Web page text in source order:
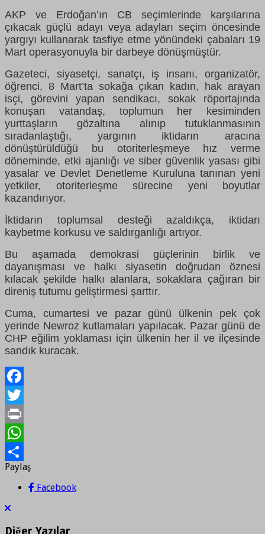
AKP ve Erdoğan’ın CB seçimlerinde karşılarına
çıkacak güçlü adayı veya adayları seçim öncesinde
yargıyı kullanarak tasfiye etme yönündeki çabaları 19
Mart operasyonuyla bir darbeye dönüşmüştür.
Gazeteci, siyasetçi, sanatçı, iş insanı, organizatör,
öğrenci, 8 Mart’ta sokağa çıkan kadın, hak arayan
isçi, görevini yapan sendikacı, sokak röportajında
konuşan vatandaş, toplumun her kesiminden
yurttaşların gözaltına alınıp tutuklanmasının
sıradanlaştığı, yargının iktidarın aracına
dönüştürüldüğü bu otoriterleşmeye hız verme
döneminde, etki ajanlığı ve siber güvenlik yasası gibi
yasalar ve Devlet Denetleme Kuruluna tanınan yeni
yetkiler, otoriterleşme sürecine yeni boyutlar
kazandırıyor.
İktidarın toplumsal desteği azaldıkça, iktidarı
kaybetme korkusu ve saldırganlığı artıyor.
Bu aşamada demokrasi güçlerinin birlik ve
dayanışması ve halkı siyasetin doğrudan öznesi
kılacak şekilde halkı alanlara, sokaklara çağıran bir
direniş tutumu geliştirmesi şarttır.
Cuma, cumartesi ve pazar günü ülkenin pek çok
yerinde Newroz kutlamaları yapılacak. Pazar günü de
CHP eğilim yoklaması için ülkenin her il ve ilçesinde
sandık kuracak.
Facebook
Twitter
Print
WhatsApp
Paylaş
Paylaş
Facebook
Diğer Yazılar